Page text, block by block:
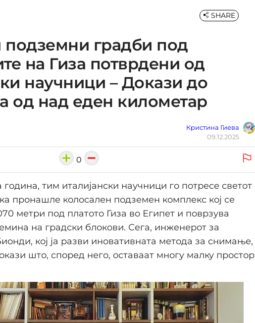
подземни градби под
на Гиза потврдени од
научници – Докази до
од над еден километар
Кристина Гиева
09.12.2025
SHARE
0
тим италијански научници го потресе светот
пронашле колосален подземен комплекс кој се
метри под платото Гиза во Египет и поврзува
на градски блокови. Сега, инженерот за
кој ја разви иновативната метода за снимање,
што, според него, оставаат многу малку простор